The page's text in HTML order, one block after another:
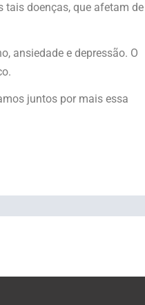
tais doenças, que afetam de
ansiedade e depressão. O
juntos por mais essa